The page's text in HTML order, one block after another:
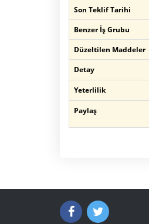
Son Teklif Tarihi
Benzer İş Grubu
Düzeltilen Maddeler
Detay
Yeterlilik
Paylaş